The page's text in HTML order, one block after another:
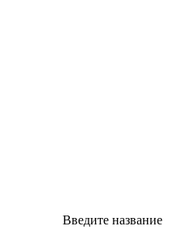
Введите название